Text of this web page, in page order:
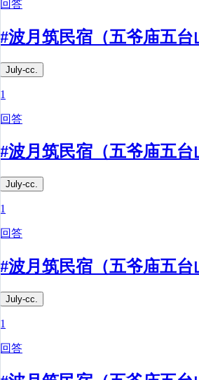
回答
#波月筑民宿（五爷庙五
July-cc.
1
回答
#波月筑民宿（五爷庙五
July-cc.
1
回答
#波月筑民宿（五爷庙五
July-cc.
1
回答